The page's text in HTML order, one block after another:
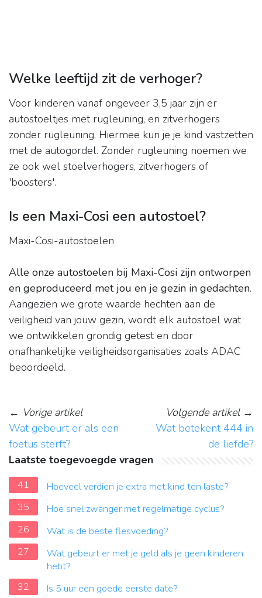
Welke leeftijd zit de verhoger?
Voor kinderen vanaf ongeveer 3,5 jaar zijn er
autostoeltjes met rugleuning, en zitverhogers
zonder rugleuning. Hiermee kun je je kind vastzetten
met de autogordel. Zonder rugleuning noemen we
ze ook wel stoelverhogers, zitverhogers of
'boosters'.
Is een Maxi-Cosi een autostoel?
Maxi-Cosi-autostoelen
Alle onze autostoelen bij Maxi-Cosi zijn ontworpen
en geproduceerd met jou en je gezin in gedachten.
Aangezien we grote waarde hechten aan de
veiligheid van jouw gezin, wordt elk autostoel wat
we ontwikkelen grondig getest en door
onafhankelijke veiligheidsorganisaties zoals ADAC
beoordeeld.
← Vorige artikel
Wat gebeurt er als een
foetus sterft?
Volgende artikel→
Wat betekent 444 in
de liefde?
Laatste toegevoegde vragen
41
Hoeveel verdien je extra met kind ten laste?
35
Hoe snel zwanger met regelmatige cyclus?
26
Wat is de beste flesvoeding?
27
Wat gebeurt er met je geld als je geen kinderen
hebt?
32
Is 5 uur een goede eerste date?